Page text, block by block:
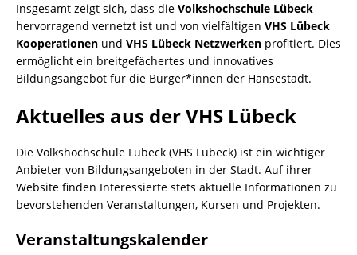
Insgesamt zeigt sich, dass die Volkshochschule Lübeck
hervorragend vernetzt ist und von vielfältigen VHS Lübeck
Kooperationen und VHS Lübeck Netzwerken profitiert. Dies
ermöglicht ein breitgefächertes und innovatives
Bildungsangebot für die Bürger*innen der Hansestadt.
Aktuelles aus der VHS Lübeck
Die Volkshochschule Lübeck (VHS Lübeck) ist ein wichtiger
Anbieter von Bildungsangeboten in der Stadt. Auf ihrer
Website finden Interessierte stets aktuelle Informationen zu
bevorstehenden Veranstaltungen, Kursen und Projekten.
Veranstaltungskalender